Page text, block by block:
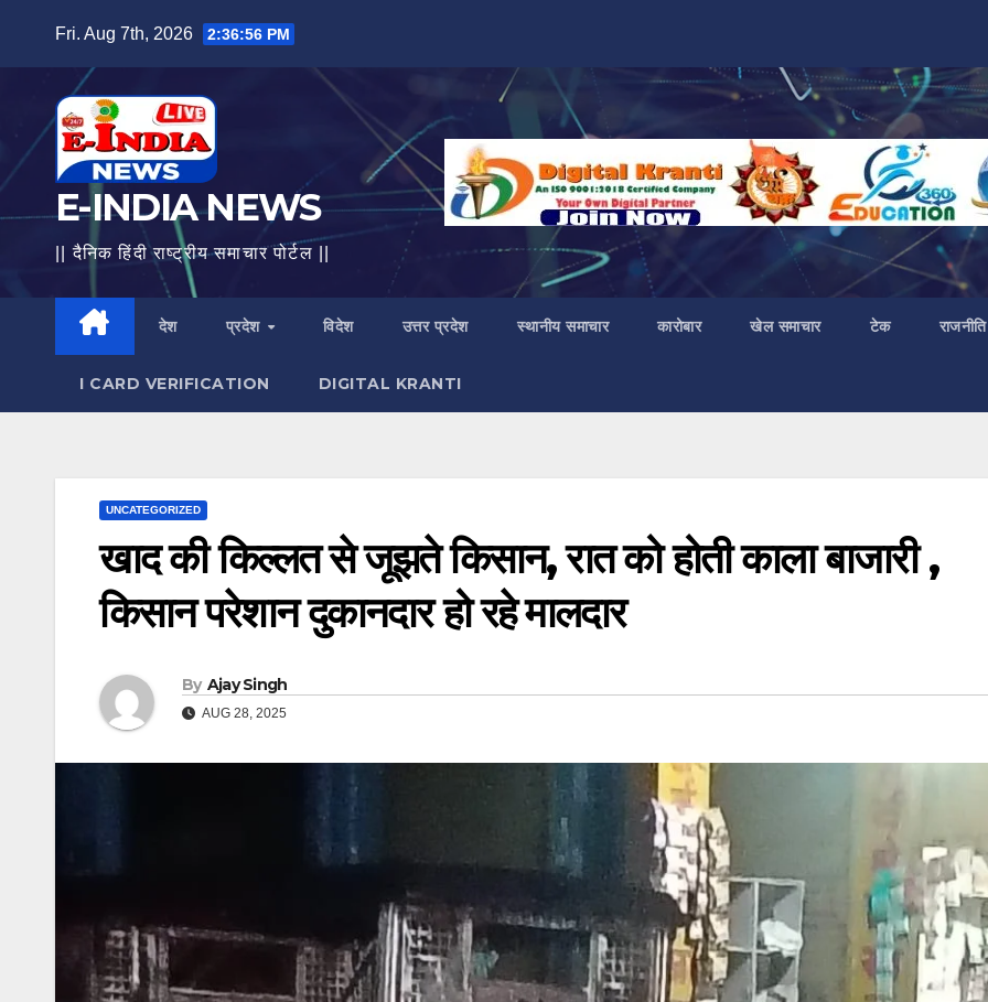
Fri. Aug 7th, 2026 2:36:57 PM
E-INDIA NEWS
|| दैनिक हिंदी राष्ट्रीय समाचार पोर्टल ||
देश प्रदेश विदेश उत्तर प्रदेश स्थानीय समाचार कारोबार खेल समाचार टेक राजनीति
I CARD VERIFICATION DIGITAL KRANTI
UNCATEGORIZED
खाद की किल्लत से जूझते किसान, रात को होती काला बाजारी ,
किसान परेशान दुकानदार हो रहे मालदार
By Ajay Singh
AUG 28, 2025